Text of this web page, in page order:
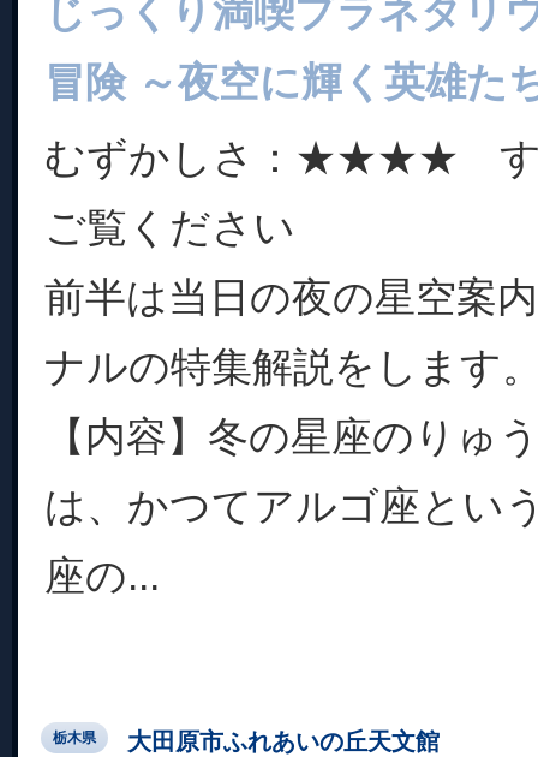
じっくり満喫プラネタリ
冒険 ～夜空に輝く英雄た
むずかしさ：★★★★ す
ご覧ください
前半は当日の夜の星空案
ナルの特集解説をします
【内容】冬の星座のりゅ
は、かつてアルゴ座とい
座の...
栃木県 大田原市ふれあいの丘天文館